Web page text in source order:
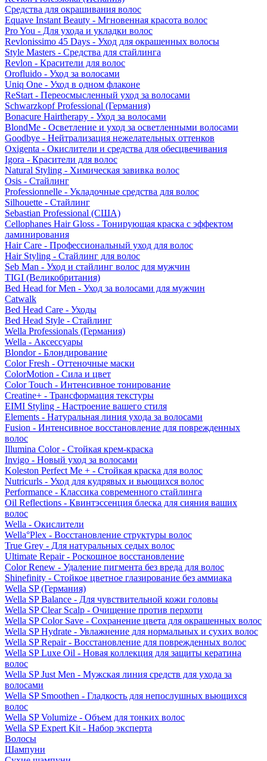
Средства для окрашивания волос
Equave Instant Beauty - Мгновенная красота волос
Pro You - Для ухода и укладки волос
Revlonissimo 45 Days - Уход для окрашенных волосы
Style Masters - Средства для стайлинга
Revlon - Красители для волос
Orofluido - Уход за волосами
Uniq One - Уход в одном флаконе
ReStart - Переосмысленный уход за волосами
Schwarzkopf Professional (Германия)
Bonacure Hairtherapy - Уход за волосами
BlondMe - Осветление и уход за осветленными волосами
Goodbye - Нейтрализация нежелательных оттенков
Oxigenta - Окислители и средства для обесцвечивания
Igora - Красители для волос
Natural Styling - Химическая завивка волос
Osis - Стайлинг
Professionnelle - Укладочные средства для волос
Silhouette - Стайлинг
Sebastian Professional (США)
Cellophanes Hair Gloss - Тонирующая краска с эффектом
ламинирования
Hair Care - Профессиональный уход для волос
Hair Styling - Стайлинг для волос
Seb Man - Уход и стайлинг волос для мужчин
TIGI (Великобритания)
Bed Head for Men - Уход за волосами для мужчин
Catwalk
Bed Head Care - Уходы
Bed Head Style - Стайлинг
Wella Professionals (Германия)
Wella - Аксессуары
Blondor - Блондирование
Color Fresh - Оттеночные маски
ColorMotion - Сила и цвет
Color Touch - Интенсивное тонирование
Creatine+ - Трансформация текстуры
EIMI Styling - Настроение вашего стиля
Elements - Натуральная линия ухода за волосами
Fusion - Интенсивное восстановление для поврежденных
волос
Illumina Color - Стойкая крем-краска
Invigo - Новый уход за волосами
Koleston Perfect Me + - Стойкая краска для волос
Nutricurls - Уход для кудрявых и вьющихся волос
Performance - Классика современного стайлинга
Oil Reflections - Квинтэссенция блеска для сияния ваших
волос
Wella - Окислители
Wella°Plex - Восстановление структуры волос
True Grey - Для натуральных седых волос
Ultimate Repair - Роскошное восстановление
Color Renew - Удаление пигмента без вреда для волос
Shinefinity - Стойкое цветное глазирование без аммиака
Wella SP (Германия)
Wella SP Balance - Для чувствительной кожи головы
Wella SP Clear Scalp - Очищение против перхоти
Wella SP Color Save - Сохранение цвета для окрашенных волос
Wella SP Hydrate - Увлажнение для нормальных и сухих волос
Wella SP Repair - Восстановление для поврежденных волос
Wella SP Luxe Oil - Новая коллекция для защиты кератина
волос
Wella SP Just Men - Мужская линия средств для ухода за
волосами
Wella SP Smoothen - Гладкость для непослушных вьющихся
волос
Wella SP Volumize - Объем для тонких волос
Wella SP Expert Kit - Набор эксперта
Волосы
Шампуни